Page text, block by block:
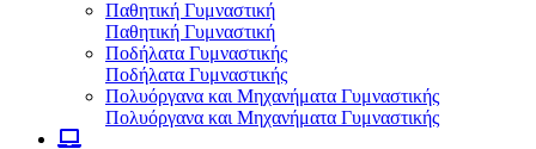
Παθητική Γυμναστική
Παθητική Γυμναστική
Ποδήλατα Γυμναστικής
Ποδήλατα Γυμναστικής
Πολυόργανα και Μηχανήματα Γυμναστικής
Πολυόργανα και Μηχανήματα Γυμναστικής